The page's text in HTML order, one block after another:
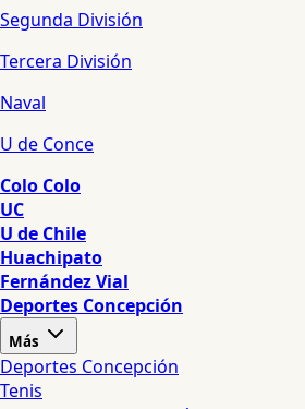
Segunda División
Tercera División
Naval
U de Conce
Colo Colo
UC
U de Chile
Huachipato
Fernández Vial
Deportes Concepción
Más
Deportes Concepción
Tenis